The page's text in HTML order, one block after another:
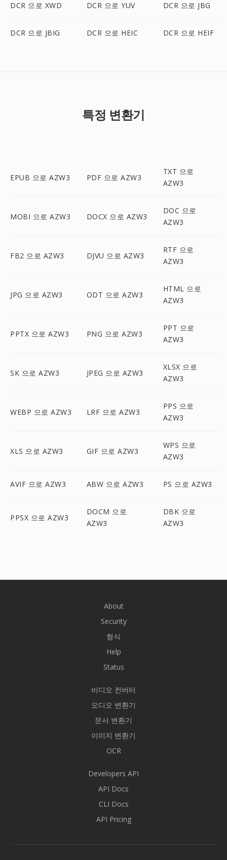
DCR 으로 XWD DCR 으로 YUV DCR 으로 JBG
DCR 으로 JBIG DCR 으로 HEIC DCR 으로 HEIF
특정 변환기
EPUB 으로 AZW3 PDF 으로 AZW3
TXT 으로
AZW3
MOBI 으로 AZW3 DOCX 으로 AZW3
DOC 으로
AZW3
FB2 으로 AZW3 DJVU 으로 AZW3
RTF 으로
AZW3
JPG 으로 AZW3 ODT 으로 AZW3
HTML 으로
AZW3
PPTX 으로 AZW3 PNG 으로 AZW3
PPT 으로
AZW3
SK 으로 AZW3 JPEG 으로 AZW3
XLSX 으로
AZW3
WEBP 으로 AZW3 LRF 으로 AZW3
PPS 으로
AZW3
XLS 으로 AZW3 GIF 으로 AZW3
WPS 으로
AZW3
AVIF 으로 AZW3 ABW 으로 AZW3 PS 으로 AZW3
PPSX 으로 AZW3
DOCM 으로
AZW3
DBK 으로
AZW3
About
Security
형식
Help
Status
비디오 컨버터
오디오 변환기
문서 변환기
이미지 변환기
OCR
Developers API
API Docs
CLI Docs
API Pricing